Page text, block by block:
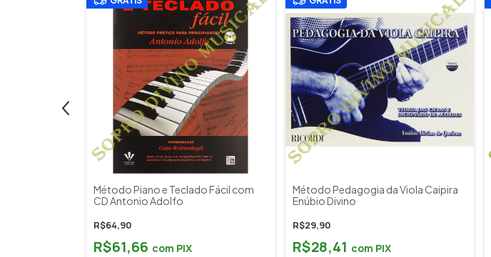
Método Piano e Teclado Fácil com
CD Antonio Adolfo
R$64,90
R$61,66 com PIX
Método Pedagogia da Viola Caipira
Enúbio Divino
R$29,90
R$28,41 com PIX